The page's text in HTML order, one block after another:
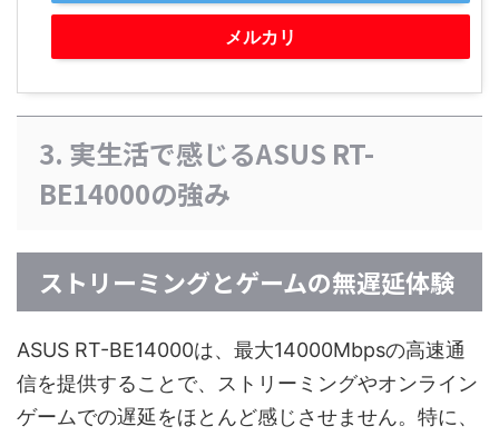
メルカリ
3. 実生活で感じるASUS RT-
BE14000の強み
ストリーミングとゲームの無遅延体験
ASUS RT-BE14000は、最大14000Mbpsの高速通
信を提供することで、ストリーミングやオンライン
ゲームでの遅延をほとんど感じさせません。特に、